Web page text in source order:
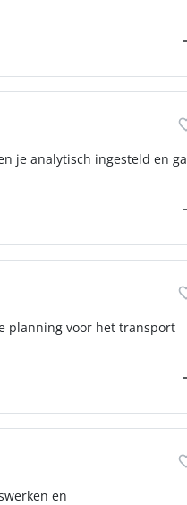
je analytisch ingesteld en ga
planning voor het transport
en